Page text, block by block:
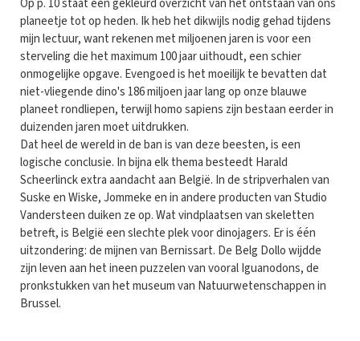
Op p. 10 staat een gekleurd overzicht van het ontstaan van ons
planeetje tot op heden. Ik heb het dikwijls nodig gehad tijdens
mijn lectuur, want rekenen met miljoenen jaren is voor een
sterveling die het maximum 100 jaar uithoudt, een schier
onmogelijke opgave. Evengoed is het moeilijk te bevatten dat
niet-vliegende dino's 186 miljoen jaar lang op onze blauwe
planeet rondliepen, terwijl homo sapiens zijn bestaan eerder in
duizenden jaren moet uitdrukken.
Dat heel de wereld in de ban is van deze beesten, is een
logische conclusie. In bijna elk thema besteedt Harald
Scheerlinck extra aandacht aan België. In de stripverhalen van
Suske en Wiske, Jommeke en in andere producten van Studio
Vandersteen duiken ze op. Wat vindplaatsen van skeletten
betreft, is België een slechte plek voor dinojagers. Er is één
uitzondering: de mijnen van Bernissart. De Belg Dollo wijdde
zijn leven aan het ineen puzzelen van vooral Iguanodons, de
pronkstukken van het museum van Natuurwetenschappen in
Brussel.